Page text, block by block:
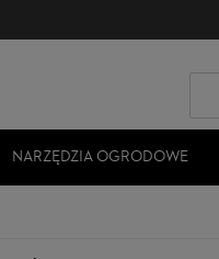
NARZĘDZIA OGRODOWE